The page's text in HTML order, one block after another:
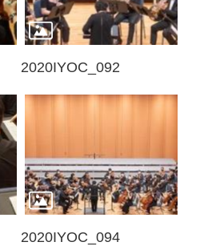
2020IYOC_092
2020IYOC_094